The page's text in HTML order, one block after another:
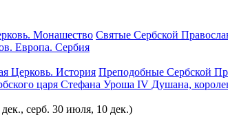
Монашество Святые Сербской
Европа. Сербия
Церковь. История Преподобные Сербской
царя Стефана Уроша IV Душана,
серб. 30 июля, 10 дек.)